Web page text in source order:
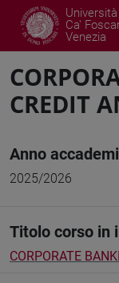
Università
Ca'
Venezia
CREDIT
Anno
2025/2026
Titolo corso in
CORPORATE